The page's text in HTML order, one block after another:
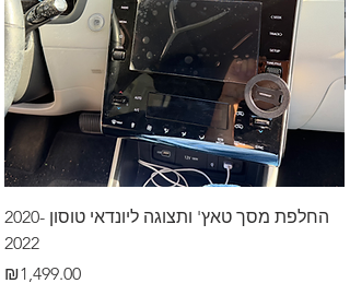
החלפת מסך טאץ' ותצוגה ליונדאי טוסון 2020-
2022
Price
₪1,499.00